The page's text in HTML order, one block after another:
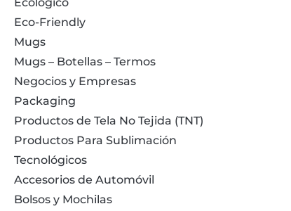
Eco-Friendly
Mugs
Mugs – Botellas – Termos
Negocios y Empresas
Packaging
Productos de Tela No Tejida (TNT)
Productos Para Sublimación
Tecnológicos
Accesorios de Automóvil
Bolsos y Mochilas